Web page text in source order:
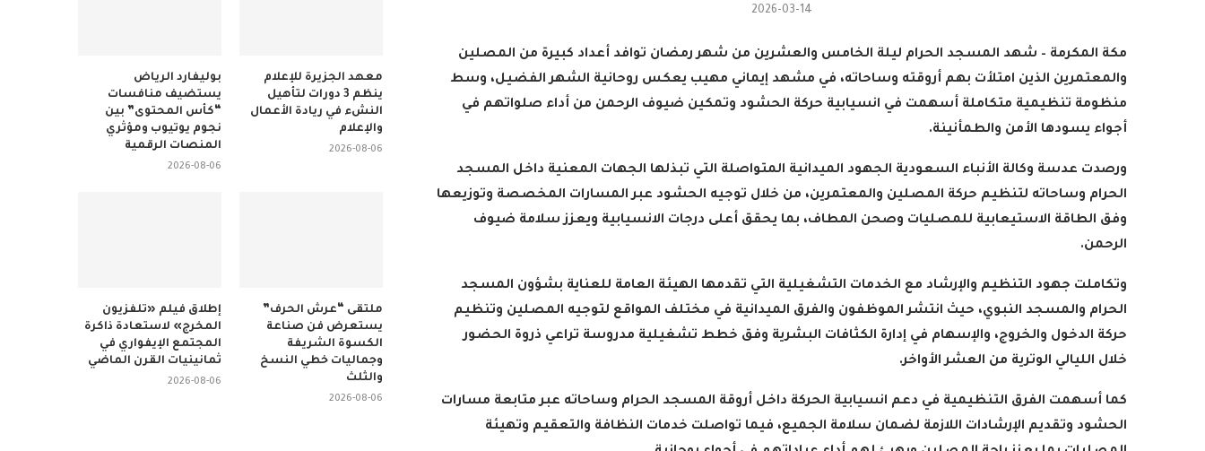
2026-03-14
مكة المكرمة – شهد المسجد الحرام ليلة الخامس والعشرين من شهر رمضان توافد أعداد كبيرة من المصلين
والمعتمرين الذين امتلأت بهم أروقته وساحاته، في مشهد إيماني مهيب يعكس روحانية الشهر الفضيل، وسط
منظومة تنظيمية متكاملة أسهمت في انسيابية حركة الحشود وتمكين ضيوف الرحمن من أداء صلواتهم في
أجواء يسودها الأمن والطمأنينة.
ورصدت عدسة وكالة الأنباء السعودية الجهود الميدانية المتواصلة التي تبذلها الجهات المعنية داخل المسجد
الحرام وساحاته لتنظيم حركة المصلين والمعتمرين، من خلال توجيه الحشود عبر المسارات المخصصة وتوزيعها
وفق الطاقة الاستيعابية للمصليات وصحن المطاف، بما يحقق أعلى درجات الانسيابية ويعزز سلامة ضيوف
الرحمن.
وتكاملت جهود التنظيم والإرشاد مع الخدمات التشغيلية التي تقدمها الهيئة العامة للعناية بشؤون المسجد
الحرام والمسجد النبوي، حيث انتشر الموظفون والفرق الميدانية في مختلف المواقع لتوجيه المصلين وتنظيم
حركة الدخول والخروج، والإسهام في إدارة الكثافات البشرية وفق خطط تشغيلية مدروسة تراعي ذروة الحضور
خلال الليالي الوترية من العشر الأواخر.
كما أسهمت الفرق التنظيمية في دعم انسيابية الحركة داخل أروقة المسجد الحرام وساحاته عبر متابعة مسارات
الحشود وتقديم الإرشادات اللازمة لضمان سلامة الجميع، فيما تواصلت خدمات النظافة والتعقيم وتهيئة
بوليفارد الرياض
يستضيف منافسات
“كأس المحتوى” بين
نجوم يوتيوب ومؤثري
المنصات الرقمية
2026-08-06
معهد الجزيرة للإعلام
ينظم 3 دورات لتأهيل
النشء في ريادة الأعمال
والإعلام
2026-08-06
إطلاق فيلم «تلفزيون
المخرج» لاستعادة ذاكرة
المجتمع الإيفواري في
ثمانينيات القرن الماضي
2026-08-06
ملتقى “عرش الحرف”
يستعرض فن صناعة
الكسوة الشريفة
وجماليات خطي النسخ
والثلث
2026-08-06